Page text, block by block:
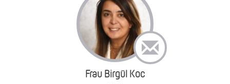
Frau Birgül Koc